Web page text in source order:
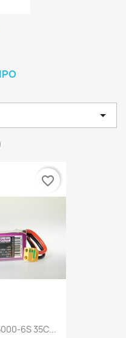

6S 35C...
favorite_border